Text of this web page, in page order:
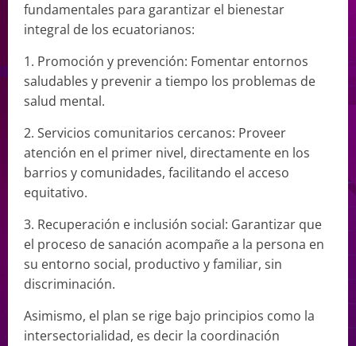
fundamentales para garantizar el bienestar
integral de los ecuatorianos:
1. Promoción y prevención: Fomentar entornos
saludables y prevenir a tiempo los problemas de
salud mental.
2. Servicios comunitarios cercanos: Proveer
atención en el primer nivel, directamente en los
barrios y comunidades, facilitando el acceso
equitativo.
3. Recuperación e inclusión social: Garantizar que
el proceso de sanación acompañe a la persona en
su entorno social, productivo y familiar, sin
discriminación.
Asimismo, el plan se rige bajo principios como la
intersectorialidad, es decir la coordinación